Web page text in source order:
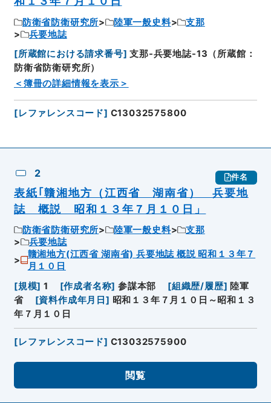
防衛省防衛研究所 陸軍一般史料
支那
兵要地誌
[所蔵館における請求番号] 支那-兵要地誌-13（所蔵館：
防衛省防衛研究所）
＜簿冊の詳細情報を表示＞
[レファレンスコード] C13032575800
2 件名
表紙｢贛湘地方（江西省 湖南省） 兵要地
誌 概説 昭和１３年７月１０日」
防衛省防衛研究所 陸軍一般史料
支那
兵要地誌
贛湘地方(江西省 湖南省) 兵要地誌 概説 昭和１３年７
月１０日
[規模] 1 [作成者名称] 参謀本部 [組織歴/履歴] 陸軍
省
[資料作成年月日 ] 昭和１３年７月１０日～昭和１３
年７月１０日
[レファレンスコード] C13032575900
閲覧